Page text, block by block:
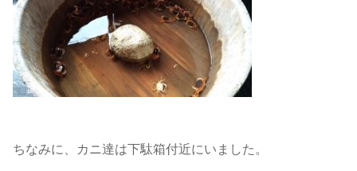
ちなみに、カニ達は下駄箱付近にいました。